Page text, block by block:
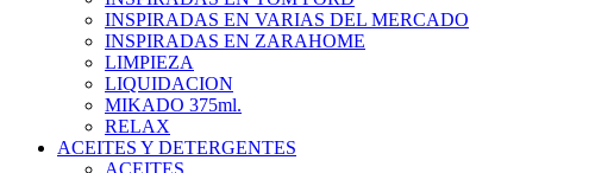
INSPIRADAS EN VARIAS DEL MERCADO
INSPIRADAS EN ZARAHOME
LIMPIEZA
LIQUIDACION
MIKADO 375ml.
RELAX
ACEITES Y DETERGENTES
ACEITES